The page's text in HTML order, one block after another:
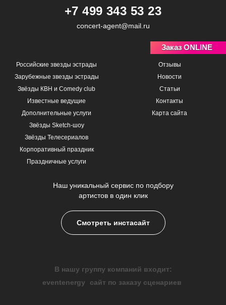
Заказ ONLINE
+7 499 343 53 23
concert-agent@mail.ru
Российские звезды эстрады
Зарубежные звезды эстрады
Звёзды КВН и Comedy club
Известные ведущие
Дополнительные услуги
Звёзды Sketch-шоу
Звёзды Телесериалов
Корпоративный праздник
Праздничные услуги
Отзывы
Новости
Статьи
Контакты
Карта сайта
Наш уникальный сервис по подбору
артистов в один клик
Смотреть инстасайт
В нашу группу компаний входит:
eventenergy
сайт по заказу сценариев